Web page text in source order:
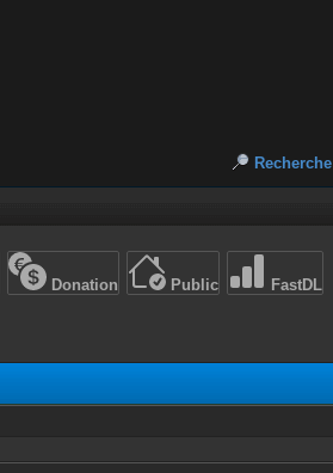
Recherche
Donation Public FastDL